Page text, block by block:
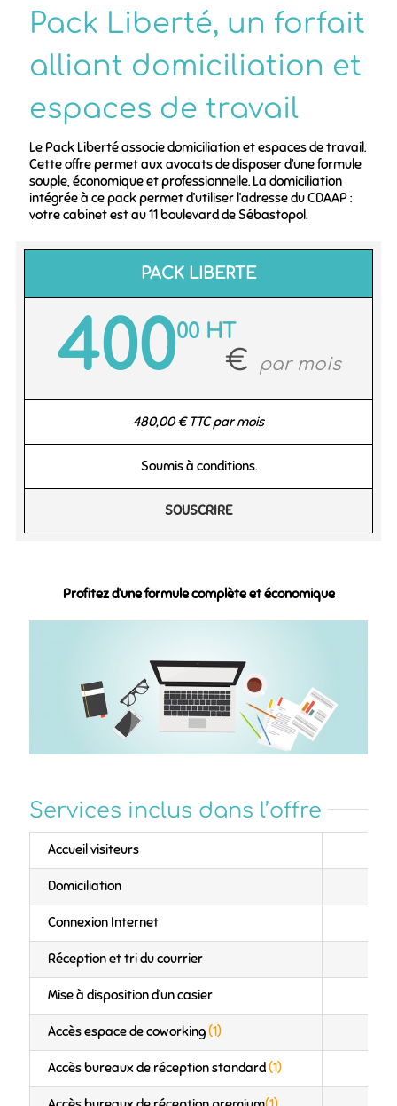
Pack Liberté, un forfait
alliant domiciliation et
espaces de travail
Le Pack Liberté associe domiciliation et espaces de travail.
Cette offre permet aux avocats de disposer d’une formule
souple, économique et professionnelle. La domiciliation
intégrée à ce pack permet d’utiliser l’adresse du CDAAP :
votre cabinet est au 11 boulevard de Sébastopol.
PACK LIBERTE
40000 HT
€ par mois
480,00 € TTC par mois
Soumis à conditions.
SOUSCRIRE
Profitez d’une formule complète et économique
Services inclus dans l’offre
Accueil visiteurs
Domiciliation
Connexion Internet
Réception et tri du courrier
Mise à disposition d’un casier
Accès espace de coworking(1)
Accès bureaux de réception standard(1)